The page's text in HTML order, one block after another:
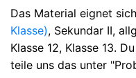
Das Material eignet
Klasse), Sekundar II,
Klasse 12, Klasse 13.
teile uns das unter